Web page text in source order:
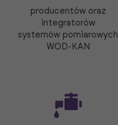
producentów oraz
integratorów
systemów pomiarowych
WOD-KAN